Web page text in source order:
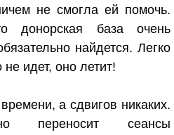
не смогла ей помочь.
донорская база очень
найдется. Легко
идет, оно летит!
а сдвигов никаких.
переносит сеансы